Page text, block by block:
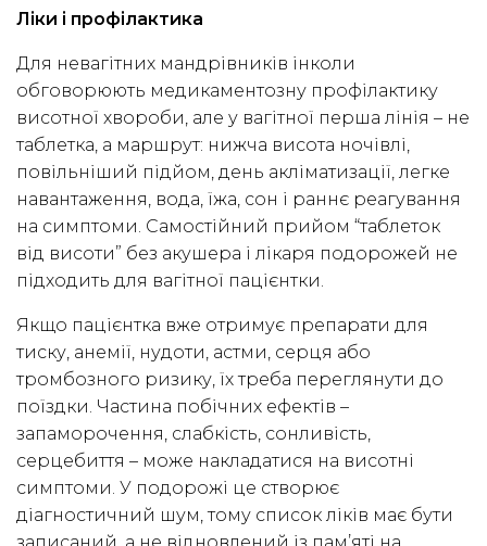
Ліки і профілактика
Для невагітних мандрівників інколи
обговорюють медикаментозну профілактику
висотної хвороби, але у вагітної перша лінія – не
таблетка, а маршрут: нижча висота ночівлі,
повільніший підйом, день акліматизації, легке
навантаження, вода, їжа, сон і раннє реагування
на симптоми. Самостійний прийом “таблеток
від висоти” без акушера і лікаря подорожей не
підходить для вагітної пацієнтки.
Якщо пацієнтка вже отримує препарати для
тиску, анемії, нудоти, астми, серця або
тромбозного ризику, їх треба переглянути до
поїздки. Частина побічних ефектів –
запаморочення, слабкість, сонливість,
серцебиття – може накладатися на висотні
симптоми. У подорожі це створює
діагностичний шум, тому список ліків має бути